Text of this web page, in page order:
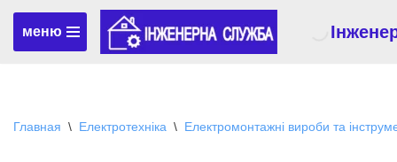
Перейти
меню
Главная \ Електротехніка \ Електромонтажні вироби та